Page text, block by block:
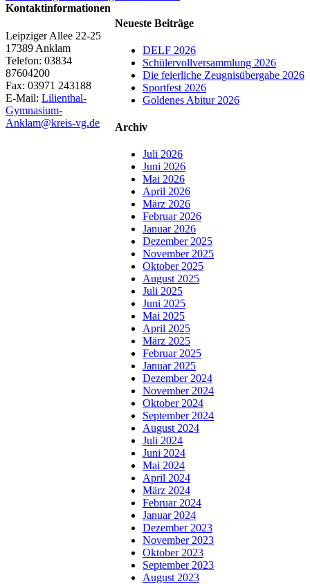
Neueste Beiträge
DELF 2026
Schülervollversammlung 2026
Die feierliche Zeugnisübergabe 2026
Sportfest 2026
Goldenes Abitur 2026
Archiv
Juli 2026
Juni 2026
Mai 2026
April 2026
März 2026
Februar 2026
Januar 2026
Dezember 2025
November 2025
Oktober 2025
August 2025
Juli 2025
Juni 2025
Mai 2025
April 2025
März 2025
Februar 2025
Januar 2025
Dezember 2024
November 2024
Oktober 2024
September 2024
August 2024
Juli 2024
Juni 2024
Mai 2024
April 2024
März 2024
Februar 2024
Januar 2024
Dezember 2023
November 2023
Oktober 2023
September 2023
August 2023
Kontaktinformationen
Leipziger Allee 22-25
17389 Anklam
Telefon: 03834
87604200
Fax: 03971 243188
E-Mail: Lilienthal-
Gymnasium-
Anklam@kreis-vg.de